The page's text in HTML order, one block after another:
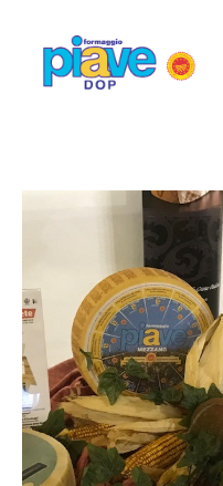
raccolta